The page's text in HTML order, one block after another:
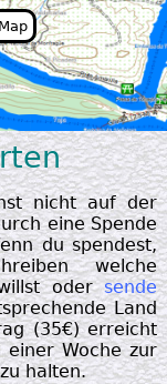
nicht auf der
eine Spende
du spendest,
welche
willst odersende
Land
(35€) erreicht
Woche zur
halten.